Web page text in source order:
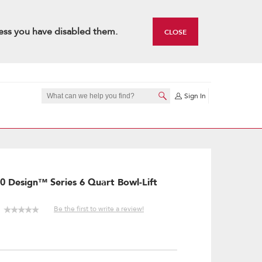
you have disabled them. CLOSE
Sign In
Design™ Series 6 Quart Bowl-Lift
Be the first to write a review!